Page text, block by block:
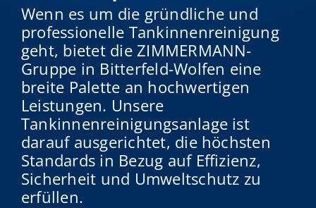
Wenn es um die gründliche und
professionelle Tankinnenreinigung
geht, bietet die ZIMMERMANN-
Gruppe in Bitterfeld-Wolfen eine
breite Palette an hochwertigen
Leistungen. Unsere
Tankinnenreinigungsanlage ist
darauf ausgerichtet, die höchsten
Standards in Bezug auf Effizienz,
Sicherheit und Umweltschutz zu
erfüllen.